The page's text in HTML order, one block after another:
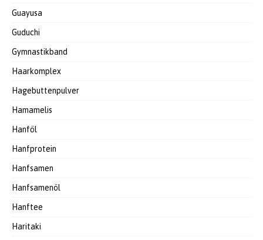
Guayusa
Guduchi
Gymnastikband
Haarkomplex
Hagebuttenpulver
Hamamelis
Hanföl
Hanfprotein
Hanfsamen
Hanfsamenöl
Hanftee
Haritaki